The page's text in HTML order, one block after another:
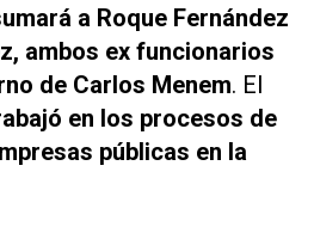
a Roque Fernández
ambos ex funcionarios
de Carlos Menem. El
en los procesos de
públicas en la